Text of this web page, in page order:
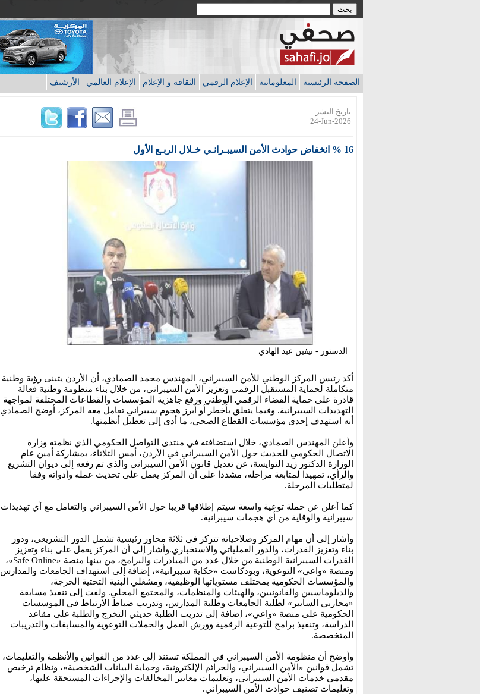
الصفحة الرئيسية المعلوماتية الإعلام الرقمي الثقافة و الإعلام الإعلام العالمي الأرشيف
تاريخ النشر
24-Jun-2026
16 % انخفاض حوادث الأمن السيبـرانـي خـلال الربـع الأول
الدستور - نيفين عبد الهادي
أكد رئيس المركز الوطني للأمن السيبراني، المهندس محمد الصمادي، أن الأردن يتبنى رؤية وطنية
متكاملة لحماية المستقبل الرقمي وتعزيز الأمن السيبراني، من خلال بناء منظومة وطنية فعالة
قادرة على حماية الفضاء الرقمي الوطني ورفع جاهزية المؤسسات والقطاعات المختلفة لمواجهة
التهديدات السيبرانية. وفيما يتعلق بأخطر أو أبرز هجوم سيبراني تعامل معه المركز، أوضح الصمادي
أنه استهدف إحدى مؤسسات القطاع الصحي، ما أدى إلى تعطيل أنظمتها.
وأعلن المهندس الصمادي، خلال استضافته في منتدى التواصل الحكومي الذي نظمته وزارة
الاتصال الحكومي للحديث حول الأمن السيبراني في الأردن، أمس الثلاثاء، بمشاركة أمين عام
الوزارة الدكتور زيد النوايسة، عن تعديل قانون الأمن السيبراني والذي تم رفعه إلى ديوان التشريع
والرأي، تمهيدا لمتابعة مراحله، مشددا على أن المركز يعمل على تحديث عمله وأدواته وفقا
لمتطلبات المرحلة.
كما أعلن عن حملة توعية واسعة سيتم إطلاقها قريبا حول الأمن السيبراني والتعامل مع أي تهديدات
سيبرانية والوقاية من أي هجمات سيبرانية.
وأشار إلى أن مهام المركز وصلاحياته تتركز في ثلاثة محاور رئيسية تشمل الدور التشريعي، ودور
بناء وتعزيز القدرات، والدور العملياتي والاستخباري.وأشار إلى أن المركز يعمل على بناء وتعزيز
القدرات السيبرانية الوطنية من خلال عدد من المبادرات والبرامج، من بينها منصة «Safe Online»،
ومنصة «واعي» التوعوية، وبودكاست «حكاية سيبرانية»، إضافة إلى استهداف الجامعات والمدارس
والمؤسسات الحكومية بمختلف مستوياتها الوظيفية، ومشغلي البنية التحتية الحرجة،
والدبلوماسيين والقانونيين، والهيئات والمنظمات، والمجتمع المحلي. ولفت إلى تنفيذ مسابقة
«محاربي السايبر» لطلبة الجامعات وطلبة المدارس، وتدريب ضباط الارتباط في المؤسسات
الحكومية على منصة «واعي»، إضافة إلى تدريب الطلبة حديثي التخرج والطلبة على مقاعد
الدراسة، وتنفيذ برامج للتوعية الرقمية وورش العمل والحملات التوعوية والمسابقات والتدريبات
المتخصصة.
وأوضح أن منظومة الأمن السيبراني في المملكة تستند إلى عدد من القوانين والأنظمة والتعليمات،
تشمل قوانين «الأمن السيبراني، والجرائم الإلكترونية، وحماية البيانات الشخصية»، ونظام ترخيص
مقدمي خدمات الأمن السيبراني، وتعليمات معايير المخالفات والإجراءات المستحقة عليها،
وتعليمات تصنيف حوادث الأمن السيبراني.